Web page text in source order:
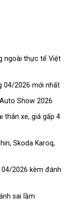
ngoài thực tế Việt
04/2026 mới nhất
Show 2026
thân xe, giá gấp 4
Skoda Karoq,
2026 kèm đánh
sai lầm